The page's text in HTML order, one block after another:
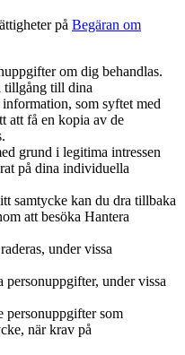
på Begäran om
om dig behandlas.
tillgång till dina
som syftet med
att få en kopia av de
grund i legitima intressen
på dina individuella
samtycke kan du dra tillbaka
att besöka Hantera
under vissa
personuppgifter, under vissa
personuppgifter som
när krav på